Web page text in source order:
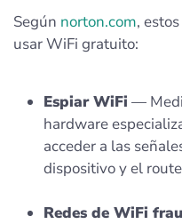
Según norton.com,
usar WiFi gratuito:
Espiar WiFi —
hardware
acceder a las
dispositivo y el
Redes de WiFi